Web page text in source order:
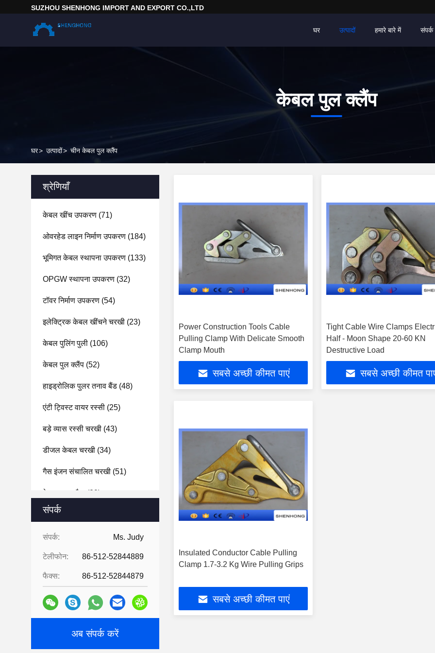
SUZHOU SHENHONG IMPORT AND EXPORT CO.,LTD
घर उत्पादों हमारे बारे में
केबल पुल क्लैंप
घर> उत्पादों> चीन केबल पुल क्लैंप
श्रेणियाँ
केबल खींच उपकरण (71)
ओवरहेड लाइन निर्माण उपकरण (184)
भूमिगत केबल स्थापना उपकरण (133)
OPGW स्थापना उपकरण (32)
टॉवर निर्माण उपकरण (54)
इलेक्ट्रिक केबल खींचने चरखी (23)
केबल पुलिंग पुली (106)
केबल पुल क्लैंप (52)
हाइड्रोलिक पुलर तनाव बैंड (48)
एंटी ट्विस्ट वायर रस्सी (25)
बड़े व्यास रस्सी चरखी (43)
डीजल केबल चरखी (34)
गैस इंजन संचालित चरखी (51)
केबल ड्रम जैक (29)
संपर्क
संपर्क: Ms. Judy
टेलीफोन: 86-512-52844889
फैक्स: 86-512-52844879
अब संपर्क करें
Power Construction Tools Cable
Pulling Clamp With Delicate Smooth
Clamp Mouth
सबसे अच्छी कीमत पाएं
Tight Cable Wire Clamps
Half - Moon Shape 20-60 KN
Destructive Load
सबसे अच्छी कीमत
Insulated Conductor Cable Pulling
Clamp 1.7-3.2 Kg Wire Pulling Grips
सबसे अच्छी कीमत पाएं